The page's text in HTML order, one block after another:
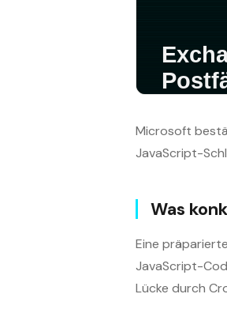
Microsoft
JavaScript-
Was
Eine
JavaScript-
Lücke durch